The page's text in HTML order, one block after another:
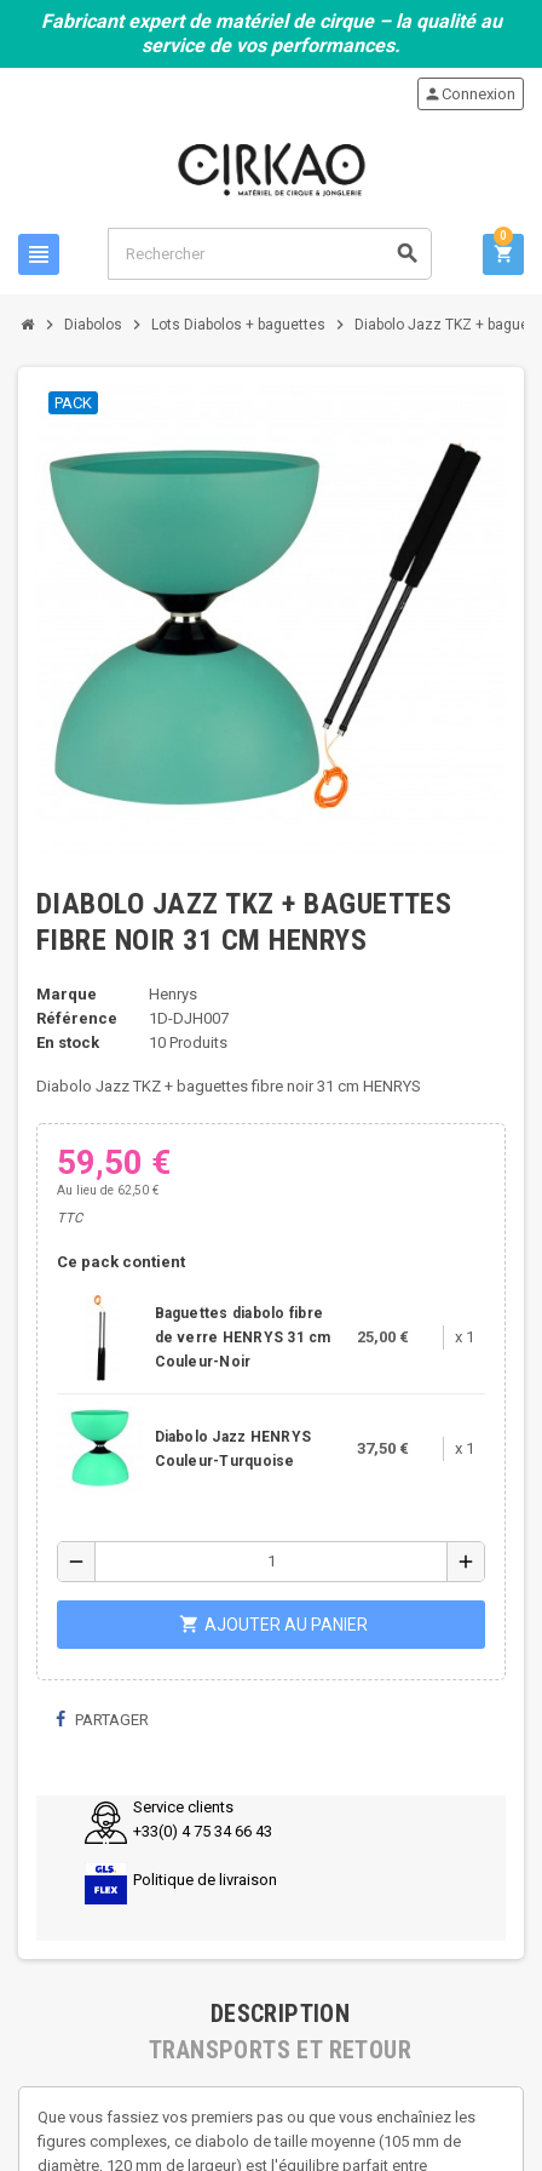
Fabricant expert de matériel de cirque – la qualité au
service de vos performances.
view_headline search
personConnexion
shopping_cart
0
chevron_right Diabolos chevron_right Lots Diabolos + baguettes chevron_right Diabolo Jazz TKZ +
PACK
DIABOLO JAZZ TKZ + BAGUETTES
FIBRE NOIR 31 CM HENRYS
Marque
Henrys
Référence
1D-DJH007
En stock
10 Produits
Diabolo Jazz TKZ + baguettes fibre noir 31 cm HENRYS
59,50 €
Au lieu de 62,50 €
TTC
Ce pack contient
Baguettes diabolo fibre
de verre HENRYS 31 cm
Couleur-Noir
25,00 € x 1
Diabolo Jazz HENRYS
Couleur-Turquoise
37,50 € x 1
remove add
shopping_cart AJOUTER AU PANIER
PARTAGER
Service clients
+33(0) 4 75 34 66 43
Politique de livraison
DESCRIPTION
TRANSPORTS ET RETOUR
Que vous fassiez vos premiers pas ou que vous enchaîniez les
figures complexes, ce diabolo de taille moyenne (105 mm de
diamètre, 120 mm de largeur) est l'équilibre parfait entre